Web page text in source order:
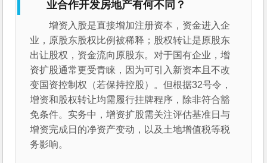
业合作开发房地产有何不同？
增资入股是直接增加注册资本，资金进入企
业，原股东股权比例被稀释；股权转让是原股东
出让股权，资金流向原股东。对于国有企业，增
资扩股通常更受青睐，因为可引入新资本且不改
变国资控制权（若保持控股）。但根据32号令，
增资和股权转让均需履行挂牌程序，除非符合豁
免条件。实务中，增资扩股需关注评估基准日与
增资完成日的净资产变动，以及土地增值税等税
务影响。